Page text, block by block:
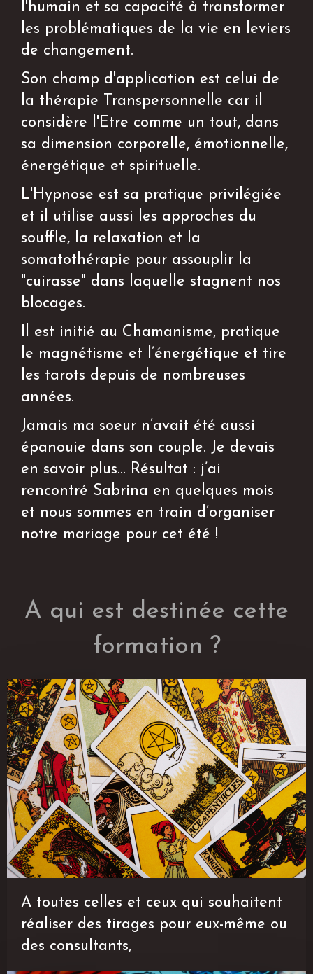
l'humain et sa capacité à transformer
les problématiques de la vie en leviers
de changement.
Son champ d'application est celui de
la thérapie Transpersonnelle car il
considère l'Etre comme un tout, dans
sa dimension corporelle, émotionnelle,
énergétique et spirituelle.
L'Hypnose est sa pratique privilégiée
et il utilise aussi les approches du
souffle, la relaxation et la
somatothérapie pour assouplir la
"cuirasse" dans laquelle stagnent nos
blocages.
Il est initié au Chamanisme, pratique
le magnétisme et l’énergétique et tire
les tarots depuis de nombreuses
années.
Jamais ma soeur n’avait été aussi
épanouie dans son couple. Je devais
en savoir plus... Résultat : j’ai
rencontré Sabrina en quelques mois
et nous sommes en train d’organiser
notre mariage pour cet été !
A qui est destinée cette
formation ?
A toutes celles et ceux qui souhaitent
réaliser des tirages pour eux-même ou
des consultants,